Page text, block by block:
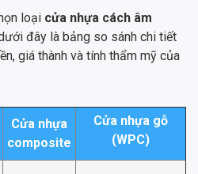
loại cửa nhựa cách âm
đây là bảng so sánh chi tiết
giá thành và tính thẩm mỹ của
Cửa nhựa
composite
Cửa nhựa gỗ
(WPC)